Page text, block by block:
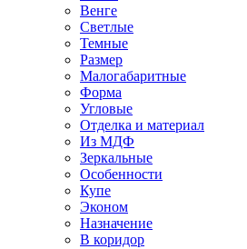
Венге
Светлые
Темные
Размер
Малогабаритные
Форма
Угловые
Отделка и материал
Из МДФ
Зеркальные
Особенности
Купе
Эконом
Назначение
В коридор